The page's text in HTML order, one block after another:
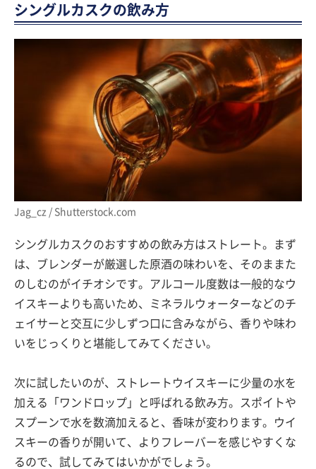
シングルカスクの飲み方
Jag_cz / Shutterstock.com
シングルカスクのおすすめの飲み方はストレート。まず
は、ブレンダーが厳選した原酒の味わいを、そのままた
のしむのがイチオシです。アルコール度数は一般的なウ
イスキーよりも高いため、ミネラルウォーターなどのチ
ェイサーと交互に少しずつ口に含みながら、香りや味わ
いをじっくりと堪能してみてください。
次に試したいのが、ストレートウイスキーに少量の水を
加える「ワンドロップ」と呼ばれる飲み方。スポイトや
スプーンで水を数滴加えると、香味が変わります。ウイ
スキーの香りが開いて、よりフレーバーを感じやすくな
るので、試してみてはいかがでしょう。